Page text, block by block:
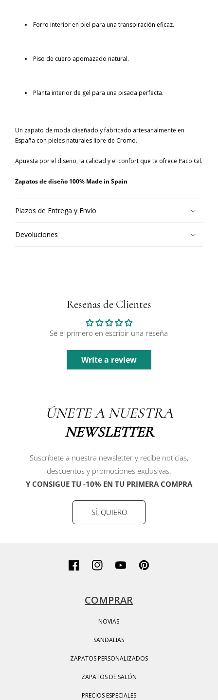
Forro interior en piel para una transpiración eficaz.
Piso de cuero apomazado natural.
Planta interior de gel para una pisada perfecta.
Un zapato de moda diseñado y fabricado artesanalmente en
España con pieles naturales libre de Cromo.
Apuesta por el diseño, la calidad y el confort que te ofrece Paco Gil.
Zapatos de diseño 100% Made in Spain
Plazos de Entrega y Envío
Devoluciones
Reseñas de Clientes
Sé el primero en escribir una reseña
Write a review
ÚNETE A NUESTRA
NEWSLETTER
Suscríbete a nuestra newsletter y recibe noticias,
descuentos y promociones exclusivas.
Y CONSIGUE TU -10% EN TU PRIMERA COMPRA
SÍ, QUIERO
FacebookInstagramYouTubePinterest
COMPRAR
NOVIAS
SANDALIAS
ZAPATOS PERSONALIZADOS
ZAPATOS DE SALÓN
PRECIOS ESPECIALES